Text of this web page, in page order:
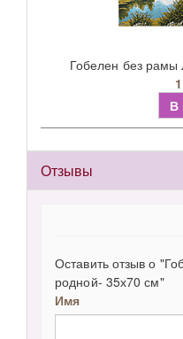
Гобелен без рамы
В
Отзывы
Оставить отзыв о
родной- 35х70 см"
Имя